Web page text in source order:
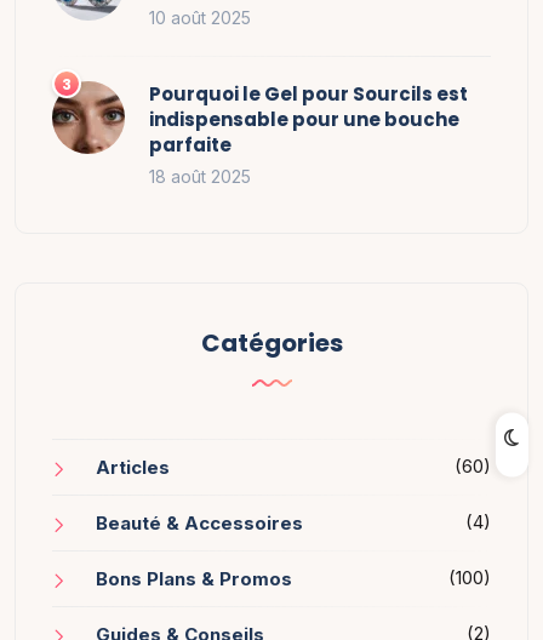
10 août 2025
Pourquoi le Gel pour Sourcils est
indispensable pour une bouche
parfaite
18 août 2025
Catégories
Articles (60)
Beauté & Accessoires (4)
Bons Plans & Promos (100)
Guides & Conseils (2)